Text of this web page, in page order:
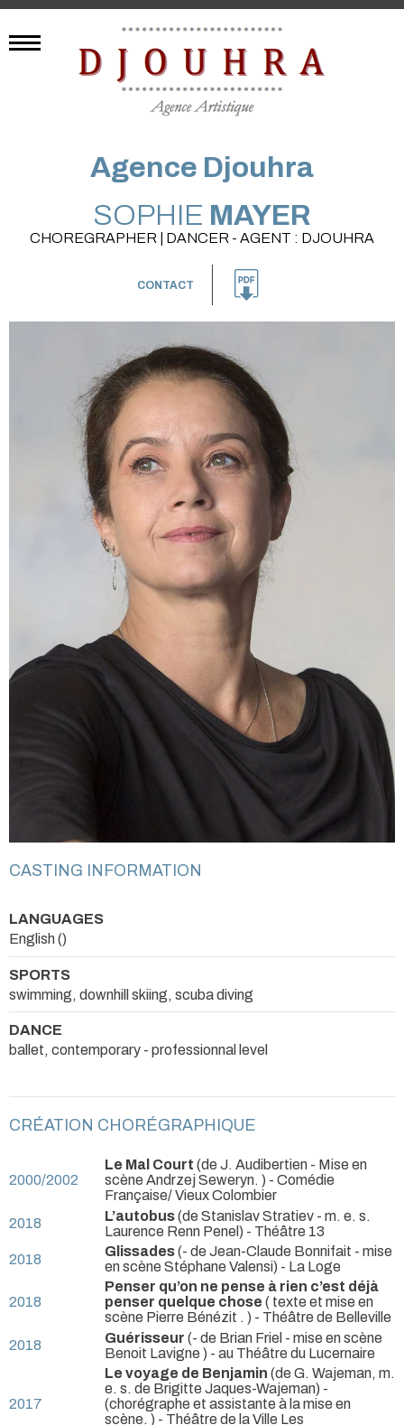
Agence Djouhra
SOPHIE MAYER
CHOREGRAPHER | DANCER - AGENT : DJOUHRA
CONTACT
CASTING INFORMATION
LANGUAGES
English ()
SPORTS
swimming, downhill skiing, scuba diving
DANCE
ballet, contemporary - professionnal level
CRÉATION CHORÉGRAPHIQUE
2000/2002
Le Mal Court (de J. Audibertien - Mise en
scène Andrzej Seweryn. ) - Comédie
Française/ Vieux Colombier
2018
L’autobus(de Stanislav Stratiev - m. e. s.
Laurence Renn Penel) - Théâtre 13
2018
Glissades(- de Jean-Claude Bonnifait - mise
en scène Stéphane Valensi) - La Loge
2018
Penser qu’on ne pense à rien c’est déjà
penser quelque chose ( texte et mise en
scène Pierre Bénézit . ) - Théâtre de Belleville
2018
Guérisseur (- de Brian Friel - mise en scène
Benoit Lavigne ) - au Théâtre du Lucernaire
2017
Le voyage de Benjamin (de G. Wajeman, m.
e. s. de Brigitte Jaques-Wajeman) -
(chorégraphe et assistante à la mise en
scène. ) - Théâtre de la Ville Les